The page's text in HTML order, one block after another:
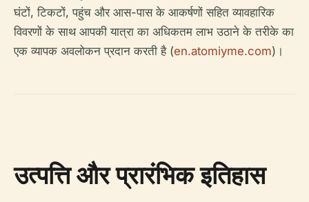
घंटों, टिकटों, पहुंच और आस-पास के आकर्षणों सहित व्यावहारिक
विवरणों के साथ आपकी यात्रा का अधिकतम लाभ उठाने के तरीके का
एक व्यापक अवलोकन प्रदान करती है (en.atomiyme.com)।
उत्पत्ति और प्रारंभिक इतिहास